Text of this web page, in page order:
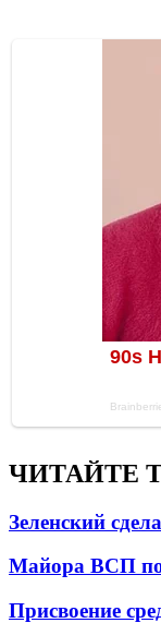
ЧИТАЙТЕ
Зеленский
Майора ВСП
Присвоение